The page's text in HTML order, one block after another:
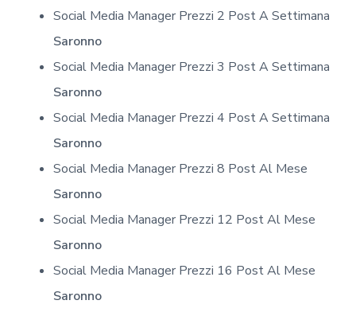
Social Media Manager Prezzi 2 Post A Settimana
Saronno
Social Media Manager Prezzi 3 Post A Settimana
Saronno
Social Media Manager Prezzi 4 Post A Settimana
Saronno
Social Media Manager Prezzi 8 Post Al Mese
Saronno
Social Media Manager Prezzi 12 Post Al Mese
Saronno
Social Media Manager Prezzi 16 Post Al Mese
Saronno